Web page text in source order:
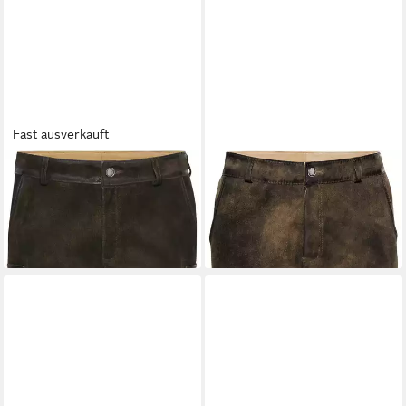
Fast ausverkauft
REITMAYER Trachtenhose
Kurze Cargo-Lederhose
REITMAYERTrachtenhose
Kurze Lederhose
229,99 €